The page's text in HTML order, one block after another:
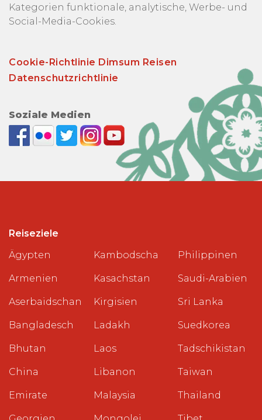
Kategorien funktionale, analytische, Werbe- und
Social-Media-Cookies.
Cookie-Richtlinie Dimsum Reisen
Datenschutzrichtlinie
Soziale Medien
Reiseziele
Ägypten
Armenien
Aserbaidschan
Bangladesch
Bhutan
China
Emirate
Kambodscha
Kasachstan
Kirgisien
Ladakh
Laos
Libanon
Malaysia
Philippinen
Saudi-Arabien
Sri Lanka
Suedkorea
Tadschikistan
Taiwan
Thailand